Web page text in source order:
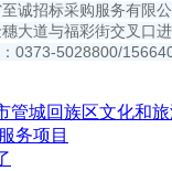
诚招标采购服务有限
大道与福彩街交叉口
0373-5028800/
管城回族区文化和
务项目